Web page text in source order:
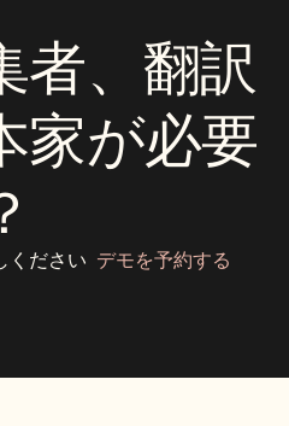
者、翻訳
家が必要
ください デモを予約する